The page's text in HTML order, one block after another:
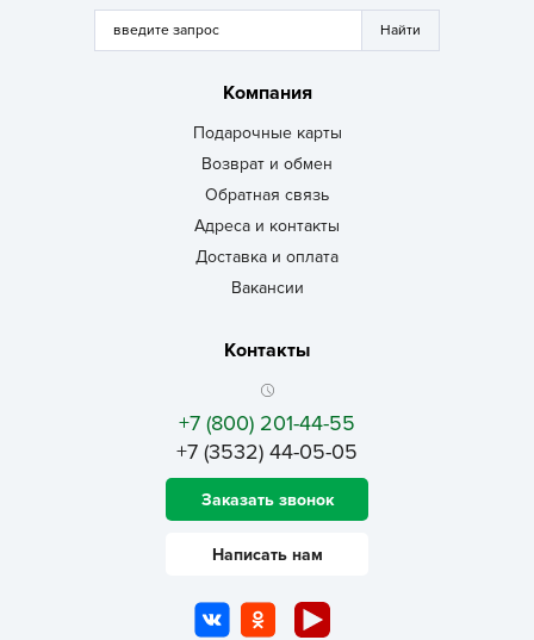
Компания
Подарочные карты
Возврат и обмен
Обратная связь
Адреса и контакты
Доставка и оплата
Вакансии
Контакты
+7 (800) 201-44-55
+7 (3532) 44-05-05
Заказать звонок
Написать нам